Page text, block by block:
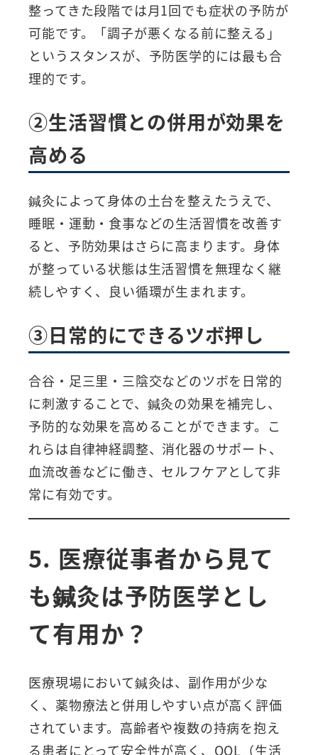
整ってきた段階では月1回でも症状の予防が
可能です。「調子が悪くなる前に整える」
というスタンスが、予防医学的には最も合
理的です。
②生活習慣との併用が効果を
高める
鍼灸によって身体の土台を整えたうえで、
睡眠・運動・食事などの生活習慣を改善す
ると、予防効果はさらに高まります。身体
が整っている状態は生活習慣を無理なく継
続しやすく、良い循環が生まれます。
③日常的にできるツボ押し
合谷・足三里・三陰交などのツボを日常的
に刺激することで、鍼灸の効果を補完し、
予防的な効果を高めることができます。こ
れらは自律神経調整、消化器のサポート、
血流改善などに働き、セルフケアとして非
常に有効です。
5. 医療従事者から見て
も鍼灸は予防医学とし
て有用か？
医療現場において鍼灸は、副作用が少な
く、薬物療法と併用しやすい点が高く評価
されています。高齢者や複数の持病を抱え
る患者にとって安全性が高く、QOL（生活